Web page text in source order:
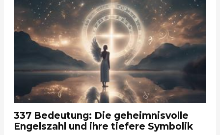
337 Bedeutung: Die geheimnisvolle
Engelszahl und ihre tiefere Symbolik